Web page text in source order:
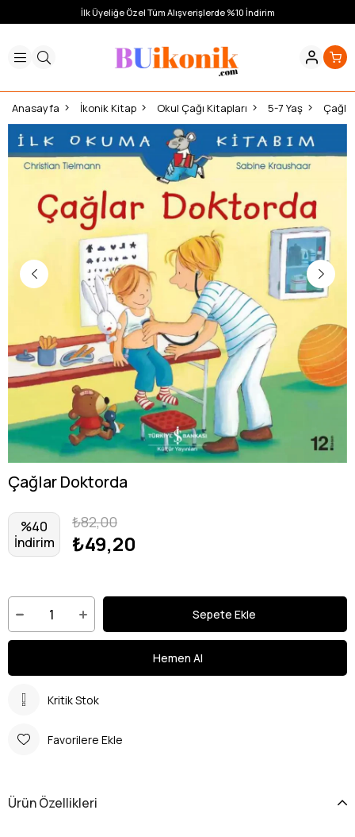
İlk Üyeliğe Özel Tüm Alışverişlerde %10 İndirim
Anasayfa İkonik Kitap Okul Çağı Kitapları 5-7 Yaş
Çağlar Doktorda
%40
İndirim
₺82,00
₺49,20
Kritik Stok
Favorilere Ekle
Ürün Özellikleri